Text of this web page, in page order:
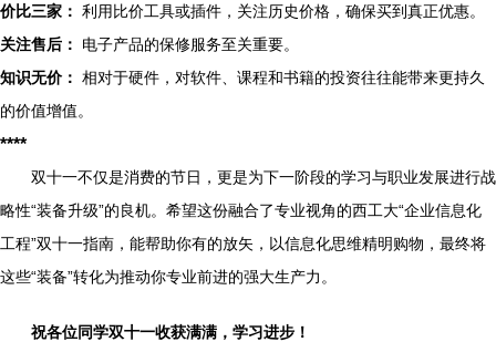
价比三家： 利用比价工具或插件，关注历史价格，确保买到真正优惠。
关注售后：
电子产品的保修服务至关重要。
知识无价： 相对于硬件，对软件、课程和书籍的投资往往能带来更持久
的价值增值。
****
双十一不仅是消费的节日，更是为下一阶段的学习与职业发展进行战
略性“装备升级”的良机。希望这份融合了专业视角的西工大“企业信息化
工程”双十一指南，能帮助你有的放矢，以信息化思维精明购物，最终将
这些“装备”转化为推动你专业前进的强大生产力。
祝各位同学双十一收获满满，学习进步！